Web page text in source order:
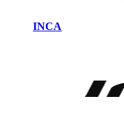
INCA